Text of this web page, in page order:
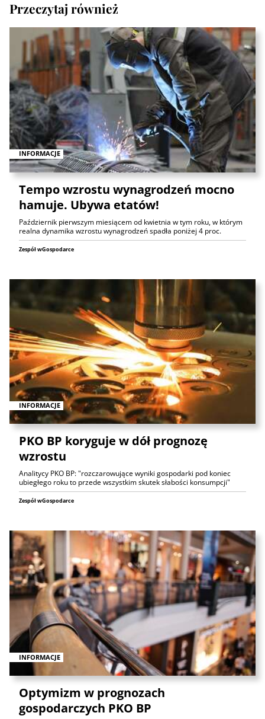
Przeczytaj również
INFORMACJE
Tempo wzrostu wynagrodzeń mocno
hamuje. Ubywa etatów!
Październik pierwszym miesiącem od kwietnia w tym roku, w którym
realna dynamika wzrostu wynagrodzeń spadła poniżej 4 proc.
Zespół wGospodarce
INFORMACJE
PKO BP koryguje w dół prognozę
wzrostu
Analitycy PKO BP: "rozczarowujące wyniki gospodarki pod koniec
ubiegłego roku to przede wszystkim skutek słabości konsumpcji"
Zespół wGospodarce
INFORMACJE
Optymizm w prognozach
gospodarczych PKO BP